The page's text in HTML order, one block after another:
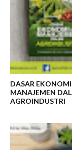
DASAR
MANAJEMEN
AGROINDUSTRI